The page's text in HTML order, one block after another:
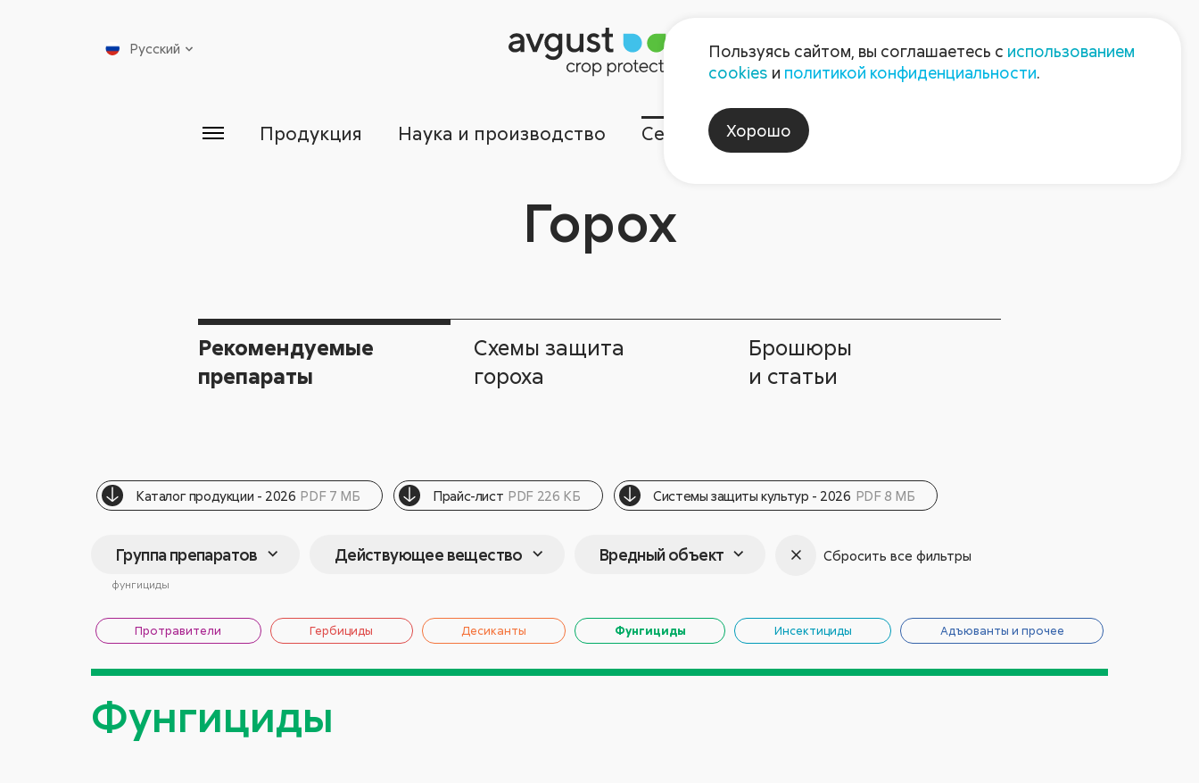
Пресс-центр Контакты
Русский
Продукция Наука и производство Сервисы Компания
Горох
Рекомендуемые
препараты
Схемы защита
гороха
Брошюры
и статьи
Каталог продукции - 2026 PDF 7 МБ Прайс-лист PDF 226 КБ Cистемы защиты культур - 2026 PDF 8 МБ
Группа препаратов
фунгициды
Действующее вещество Вредный объект Сбросить все фильтры
Протравители Гербициды Десиканты Фунгициды Инсектициды Адъюванты и прочее
Фунгициды
Пользуясь сайтом, вы соглашаетесь с использованием
cookies и политикой конфиденциальности.
Хорошо